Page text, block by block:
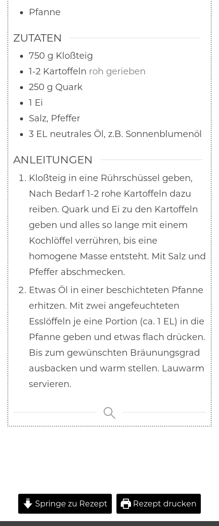
Pfanne
ZUTATEN
750 g Kloßteig
1-2 Kartoffeln roh gerieben
250 g Quark
1 Ei
Salz, Pfeffer
3 EL neutrales Öl, z.B. Sonnenblumenöl
ANLEITUNGEN
Kloßteig in eine Rührschüssel geben,
Nach Bedarf 1-2 rohe Kartoffeln dazu
reiben. Quark und Ei zu den Kartoffeln
geben und alles so lange mit einem
Kochlöffel verrühren, bis eine
homogene Masse entsteht. Mit Salz und
Pfeffer abschmecken.
Etwas Öl in einer beschichteten Pfanne
erhitzen. Mit zwei angefeuchteten
Esslöffeln je eine Portion (ca. 1 EL) in die
Pfanne geben und etwas flach drücken.
Bis zum gewünschten Bräunungsgrad
ausbacken und warm stellen. Lauwarm
servieren.
Springe zu Rezept Rezept drucken